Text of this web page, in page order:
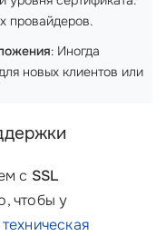
провайдеров.
: Иногда
новых клиентов или
с SSL
чтобы у
техническая